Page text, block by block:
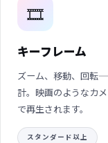
🎞️
キーフレーム
ズーム、移動、回転
計。映画のようなカ
で再生されます。
スタンダード以上